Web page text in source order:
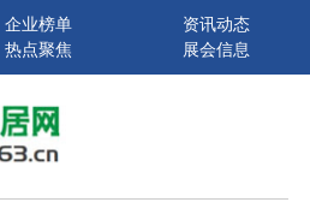
企业榜单
资讯动态
热点聚焦 展会信息